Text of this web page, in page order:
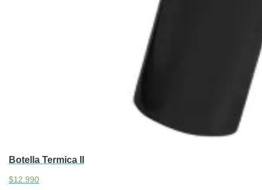
Botella Termica II
$12.990